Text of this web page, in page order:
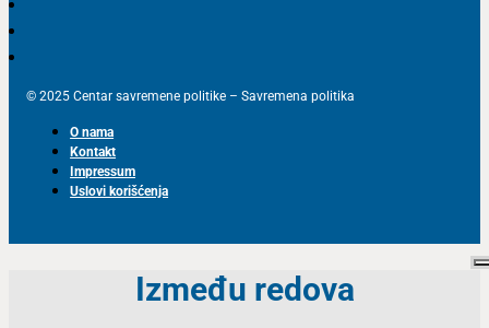
© 2025 Centar savremene politike – Savremena politika
O nama
Kontakt
Impressum
Uslovi korišćenja
Između redova